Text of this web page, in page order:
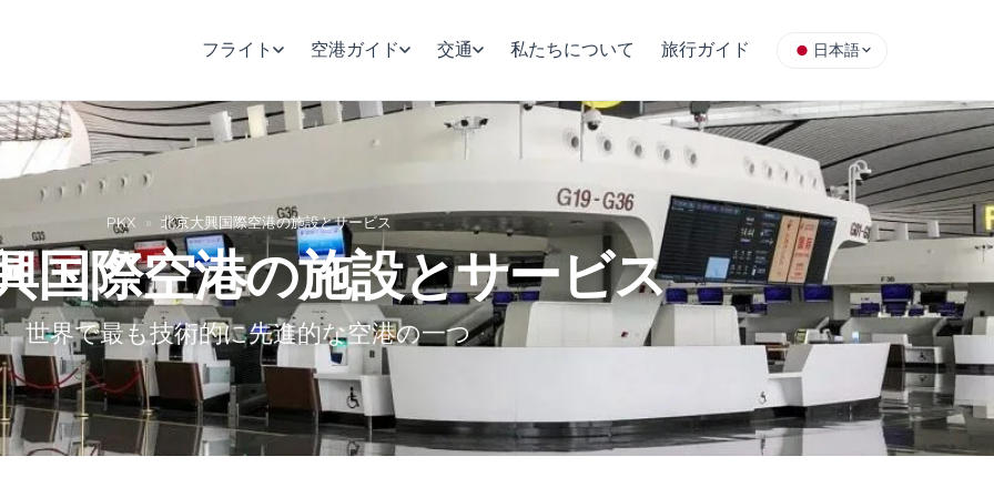
フライト 空港ガイド 交通 私たちについて 旅行ガイド 日本語
PKX » 北京大興国際空港の施設とサービス
国際空港の施設とサービス
世界で最も技術的に先進的な空港の一つ